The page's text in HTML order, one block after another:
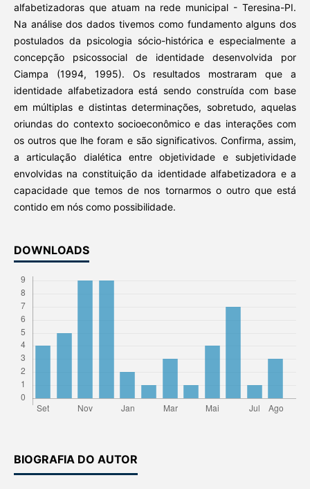
alfabetizadoras que atuam na rede municipal - Teresina-PI.
Na análise dos dados tivemos como fundamento alguns dos
postulados da psicologia sócio-histórica e especialmente a
concepção psicossocial de identidade desenvolvida por
Ciampa (1994, 1995). Os resultados mostraram que a
identidade alfabetizadora está sendo construída com base
em múltiplas e distintas determinações, sobretudo, aquelas
oriundas do contexto socioeconômico e das interações com
os outros que lhe foram e são significativos. Confirma, assim,
a articulação dialética entre objetividade e subjetividade
envolvidas na constituição da identidade alfabetizadora e a
capacidade que temos de nos tornarmos o outro que está
contido em nós como possibilidade.
DOWNLOADS
BIOGRAFIA DO AUTOR